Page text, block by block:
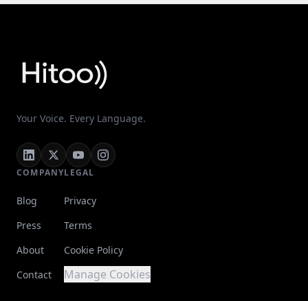
Your Voice. Every Language.
COMPANY
Blog
Press
About
Contact
LEGAL
Privacy
Terms
Cookie Policy
Manage Cookies